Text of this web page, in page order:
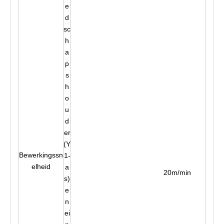
Bewerkingssn
elheid
e
d
sc
h
a
p
s
h
o
u
d
er
(Y
1-
a
s)
e
n
ei
20m/min